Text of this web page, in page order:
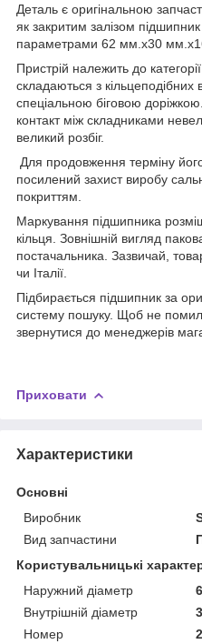
Деталь є оригінальною
як закритим залізом
параметрами 62 мм.х30
Пристрій належить до
складаються з
спеціальною біговою
контакт між складниками
великий розбіг.
Для продовження терміну
посилений захист виробу
покриттям.
Маркування підшипника
кільця. Зовнішній вигляд
постачальника. Зазвичай,
чи Італії.
Підбирається підшипник за
систему пошуку. Щоб не
звернутися до менеджерів
Приховати
Характеристики
Основні
Виробник
Вид запчастини
Користувальницькі
Наружний діаметр
Внутрішній діаметр
Номер